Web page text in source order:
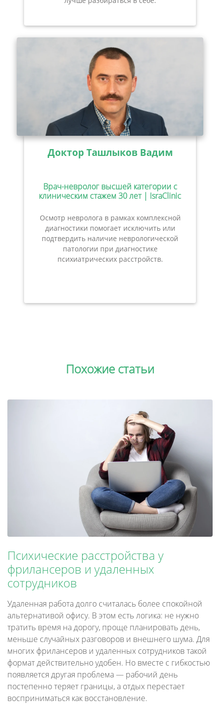
Доктор Ташлыков Вадим
Врач-невролог высшей категории с
клиническим стажем 30 лет | IsraClinic
Осмотр невролога в рамках комплексной
диагностики помогает исключить или
подтвердить наличие неврологической
патологии при диагностике
психиатрических расстройств.
Похожие статьи
Психические расстройства у
фрилансеров и удаленных
сотрудников
Удаленная работа долго считалась более спокойной
альтернативой офису. В этом есть логика: не нужно
тратить время на дорогу, проще планировать день,
меньше случайных разговоров и внешнего шума. Для
многих фрилансеров и удаленных сотрудников такой
формат действительно удобен. Но вместе с гибкостью
появляется другая проблема — рабочий день
постепенно теряет границы, а отдых перестает
восприниматься как восстановление.